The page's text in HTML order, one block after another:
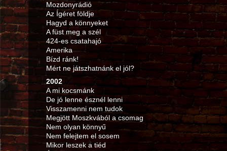
Mozdonyrádió
Az Ígéret földje
Hagyd a könnyeket
A füst meg a szél
424‑es csatahajó
Amerika
Bízd ránk!
Mért ne játszhatnánk el jól?
2002
A mi kocsmánk
De jó lenne észnél lenni
Visszamenni nem tudok
Megjött Moszkvából a csomag
Nem olyan könnyű
Nem felejtem el sosem
Mikor leszek a tiéd